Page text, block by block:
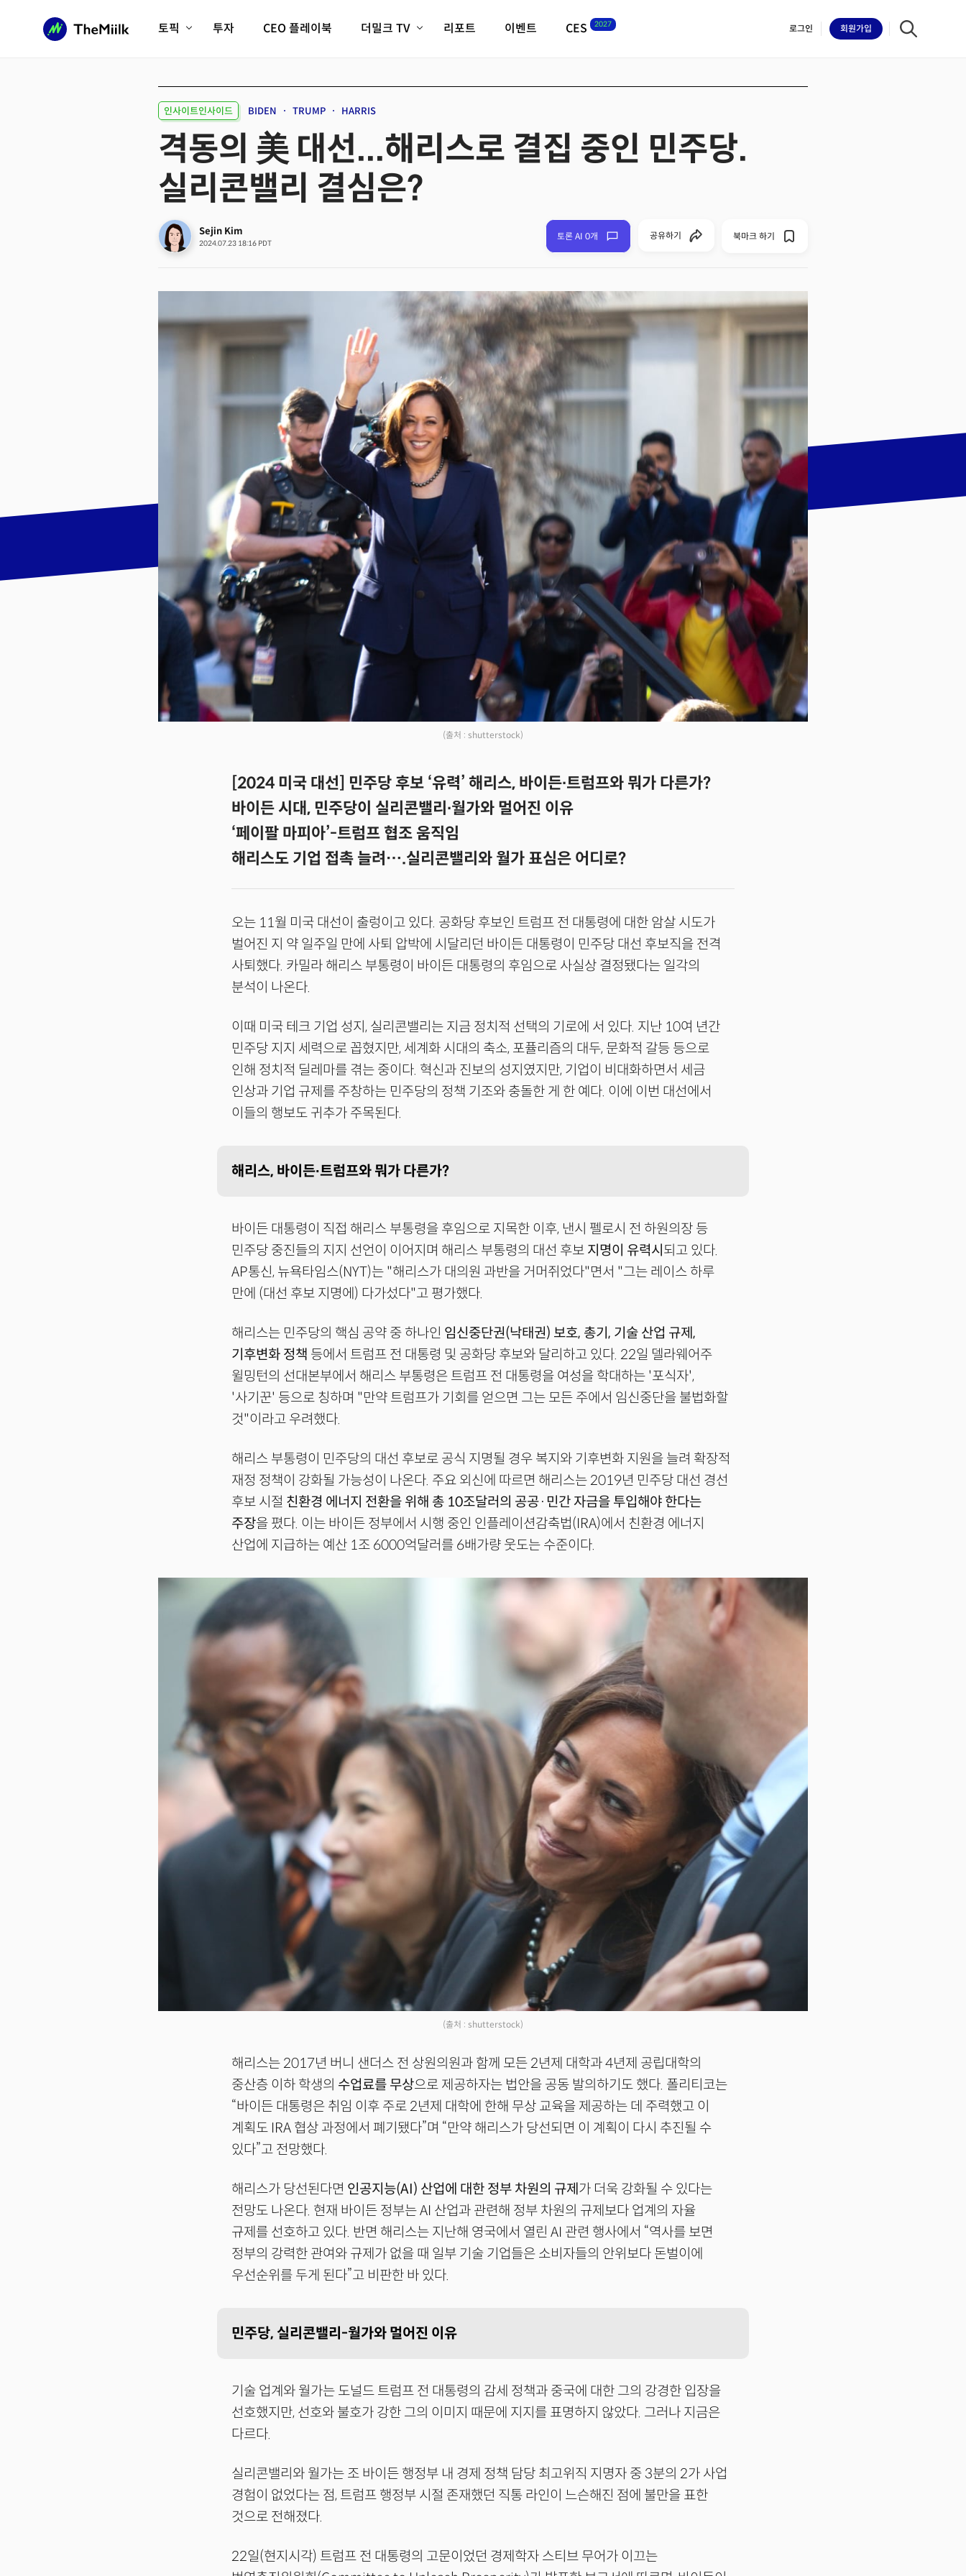
토픽
피지컬AI/로봇
AX비즈니스혁명
디지털자산
미래 교육/직업
전체 기사 보기
투자 CEO 플레이북 더밀크 TV
크리스의 뉴욕 시그널
더밀크 아카데미
더웨이브/트렌드쇼
리포트 이벤트 CES 2027
필드 가이드
CES2027 with TheMiilk
로그인 회원가입
인사이트인사이드 BIDEN TRUMP HARRIS
격동의 美 대선...해리스로 결집 중인 민주당.
실리콘밸리 결심은?
Sejin Kim
2024.07.23 18:16 PDT
토론 AI 0개 공유하기
Facebook
기사링크 복사하기
북마크 하기
(출처 : shutterstock)
[2024 미국 대선] 민주당 후보 ‘유력’ 해리스, 바이든∙트럼프와 뭐가 다른가?
바이든 시대, 민주당이 실리콘밸리∙월가와 멀어진 이유
‘페이팔 마피아’-트럼프 협조 움직임
해리스도 기업 접촉 늘려….실리콘밸리와 월가 표심은 어디로?
오는 11월 미국 대선이 출렁이고 있다. 공화당 후보인 트럼프 전 대통령에 대한 암살 시도가
벌어진 지 약 일주일 만에 사퇴 압박에 시달리던 바이든 대통령이 민주당 대선 후보직을 전격
사퇴했다. 카밀라 해리스 부통령이 바이든 대통령의 후임으로 사실상 결정됐다는 일각의
분석이 나온다.
이때 미국 테크 기업 성지, 실리콘밸리는 지금 정치적 선택의 기로에 서 있다. 지난 10여 년간
민주당 지지 세력으로 꼽혔지만, 세계화 시대의 축소, 포퓰리즘의 대두, 문화적 갈등 등으로
인해 정치적 딜레마를 겪는 중이다. 혁신과 진보의 성지였지만, 기업이 비대화하면서 세금
인상과 기업 규제를 주창하는 민주당의 정책 기조와 충돌한 게 한 예다. 이에 이번 대선에서
이들의 행보도 귀추가 주목된다.
해리스, 바이든∙트럼프와 뭐가 다른가?
바이든 대통령이 직접 해리스 부통령을 후임으로 지목한 이후, 낸시 펠로시 전 하원의장 등
민주당 중진들의 지지 선언이 이어지며 해리스 부통령의 대선 후보 지명이 유력시 되고 있다.
AP통신, 뉴욕타임스(NYT)는 "해리스가 대의원 과반을 거머쥐었다"면서 "그는 레이스 하루
만에 (대선 후보 지명에) 다가섰다"고 평가했다.
해리스는 민주당의 핵심 공약 중 하나인 임신중단권(낙태권) 보호, 총기, 기술 산업 규제,
기후변화 정책 등에서 트럼프 전 대통령 및 공화당 후보와 달리하고 있다. 22일 델라웨어주
윌밍턴의 선대본부에서 해리스 부통령은 트럼프 전 대통령을 여성을 학대하는 '포식자',
'사기꾼' 등으로 칭하며 "만약 트럼프가 기회를 얻으면 그는 모든 주에서 임신중단을 불법화할
것"이라고 우려했다.
해리스 부통령이 민주당의 대선 후보로 공식 지명될 경우 복지와 기후변화 지원을 늘려 확장적
재정 정책이 강화될 가능성이 나온다. 주요 외신에 따르면 해리스는 2019년 민주당 대선 경선
후보 시절 친환경 에너지 전환을 위해 총 10조달러의 공공·민간 자금을 투입해야 한다는
주장을 폈다. 이는 바이든 정부에서 시행 중인 인플레이션감축법(IRA)에서 친환경 에너지
산업에 지급하는 예산 1조 6000억달러를 6배가량 웃도는 수준이다.
(출처 : shutterstock)
해리스는 2017년 버니 샌더스 전 상원의원과 함께 모든 2년제 대학과 4년제 공립대학의
중산층 이하 학생의 수업료를 무상으로 제공하자는 법안을 공동 발의하기도 했다. 폴리티코는
“바이든 대통령은 취임 이후 주로 2년제 대학에 한해 무상 교육을 제공하는 데 주력했고 이
계획도 IRA 협상 과정에서 폐기됐다”며 “만약 해리스가 당선되면 이 계획이 다시 추진될 수
있다”고 전망했다.
해리스가 당선된다면 인공지능(AI) 산업에 대한 정부 차원의 규제 가 더욱 강화될 수 있다는
전망도 나온다. 현재 바이든 정부는 AI 산업과 관련해 정부 차원의 규제보다 업계의 자율
규제를 선호하고 있다. 반면 해리스는 지난해 영국에서 열린 AI 관련 행사에서 “역사를 보면
정부의 강력한 관여와 규제가 없을 때 일부 기술 기업들은 소비자들의 안위보다 돈벌이에
우선순위를 두게 된다”고 비판한 바 있다.
민주당, 실리콘밸리-월가와 멀어진 이유
기술 업계와 월가는 도널드 트럼프 전 대통령의 감세 정책과 중국에 대한 그의 강경한 입장을
선호했지만, 선호와 불호가 강한 그의 이미지 때문에 지지를 표명하지 않았다. 그러나 지금은
다르다.
실리콘밸리와 월가는 조 바이든 행정부 내 경제 정책 담당 최고위직 지명자 중 3분의 2가 사업
경험이 없었다는 점, 트럼프 행정부 시절 존재했던 직통 라인이 느슨해진 점에 불만을 표한
것으로 전해졌다.
22일(현지시각) 트럼프 전 대통령의 고문이었던 경제학자 스티브 무어가 이끄는